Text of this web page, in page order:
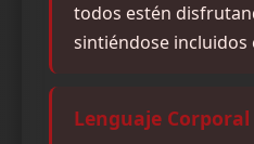
todos estén
sintiéndose incluidos
Lenguaje Corporal